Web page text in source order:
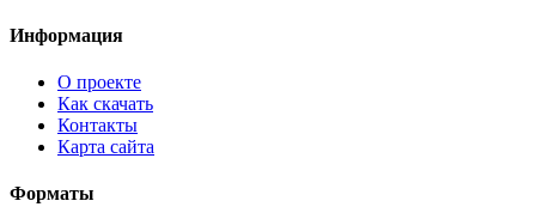
Информация
О проекте
Как скачать
Контакты
Карта сайта
Форматы